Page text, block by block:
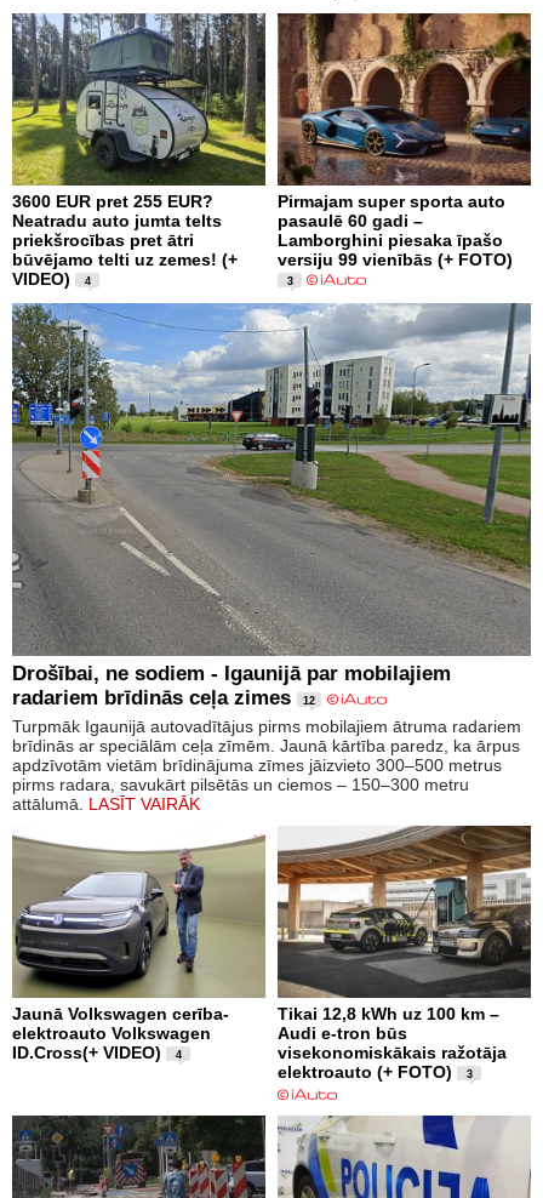
3600 EUR pret 255 EUR?
Neatradu auto jumta telts
priekšrocības pret ātri
būvējamo telti uz zemes! (+
VIDEO)
4
Pirmajam super sporta auto
pasaulē 60 gadi –
Lamborghini piesaka īpašo
versiju 99 vienībās (+ FOTO)
3
Drošībai, ne sodiem - Igaunijā par mobilajiem
radariem brīdinās ceļa zimes
12
Turpmāk Igaunijā autovadītājus pirms mobilajiem ātruma radariem
brīdinās ar speciālām ceļa zīmēm. Jaunā kārtība paredz, ka ārpus
apdzīvotām vietām brīdinājuma zīmes jāizvieto 300–500 metrus
pirms radara, savukārt pilsētās un ciemos – 150–300 metru
attālumā. LASĪT VAIRĀK
Jaunā Volkswagen cerība-
elektroauto Volkswagen
ID.Cross(+ VIDEO)
4
Tikai 12,8 kWh uz 100 km –
Audi e-tron būs
visekonomiskākais ražotāja
elektroauto (+ FOTO)
3